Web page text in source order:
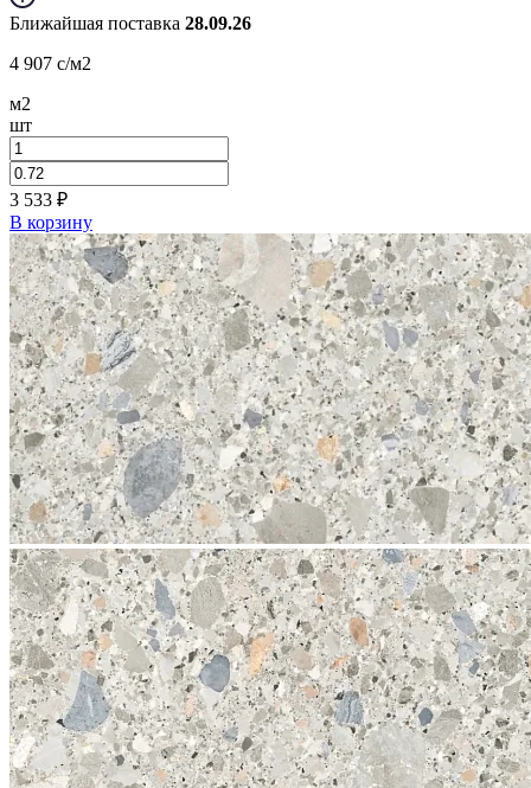
Ближайшая поставка 28.09.26
4 907 c/м2
м2
шт
3 533 ₽
В корзину